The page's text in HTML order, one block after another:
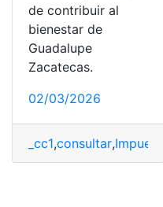
de contribuir al
bienestar de
Guadalupe
Zacatecas.
02/03/2026
_cc1,consultar,Impuesto